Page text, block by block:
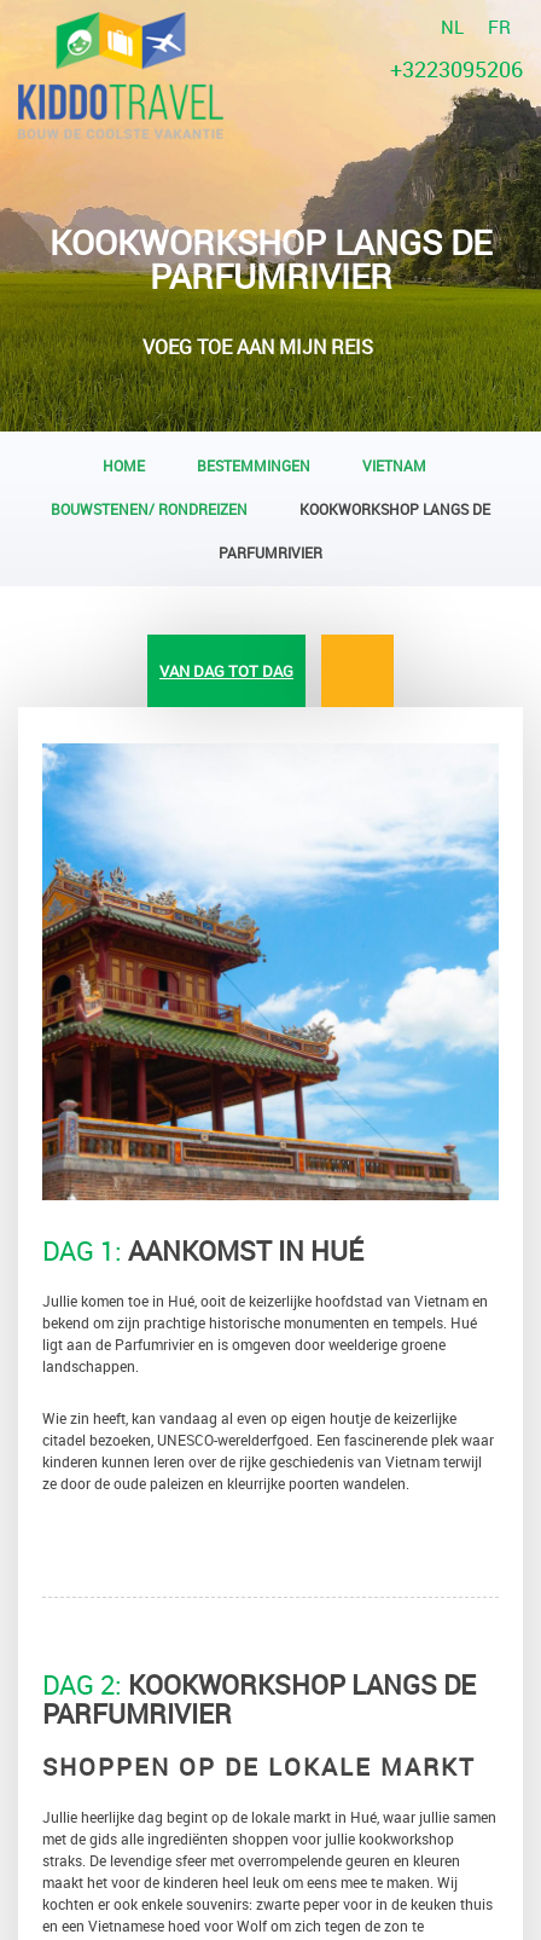
NL FR
+3223095206
KOOKWORKSHOP LANGS DE
PARFUMRIVIER
VOEG TOE AAN MIJN REIS
HOME BESTEMMINGEN VIETNAM
BOUWSTENEN/ RONDREIZEN KOOKWORKSHOP LANGS DE
PARFUMRIVIER
VAN DAG TOT DAG
DAG 1: AANKOMST IN HUÉ
Jullie komen toe in Hué, ooit de keizerlijke hoofdstad van Vietnam en
bekend om zijn prachtige historische monumenten en tempels. Hué
ligt aan de Parfumrivier en is omgeven door weelderige groene
landschappen.
Wie zin heeft, kan vandaag al even op eigen houtje de keizerlijke
citadel bezoeken, UNESCO-werelderfgoed. Een fascinerende plek waar
kinderen kunnen leren over de rijke geschiedenis van Vietnam terwijl
ze door de oude paleizen en kleurrijke poorten wandelen.
DAG 2: KOOKWORKSHOP LANGS DE
PARFUMRIVIER
SHOPPEN OP DE LOKALE MARKT
Jullie heerlijke dag begint op de lokale markt in Hué, waar jullie samen
met de gids alle ingrediënten shoppen voor jullie kookworkshop
straks. De levendige sfeer met overrompelende geuren en kleuren
maakt het voor de kinderen heel leuk om eens mee te maken. Wij
kochten er ook enkele souvenirs: zwarte peper voor in de keuken thuis
en een Vietnamese hoed voor Wolf om zich tegen de zon te